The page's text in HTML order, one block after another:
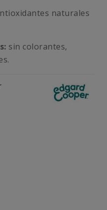
naturales
sin colorantes,